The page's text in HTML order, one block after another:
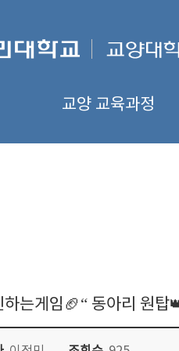
교양 교육과정
는게임🏈“ 동아리 원